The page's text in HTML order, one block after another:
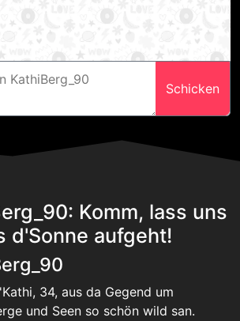
Schicken
Komm, lass uns
d'Sonne aufgeht!
34, aus da Gegend um
und Seen so schön wild san.